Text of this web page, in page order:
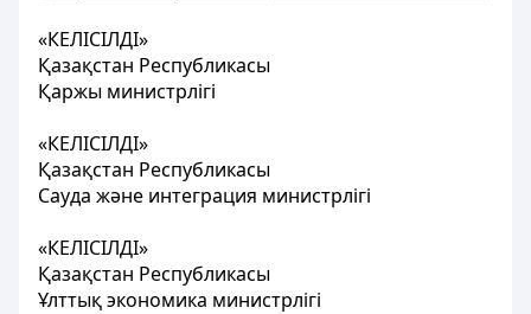
«КЕЛІСІЛДІ»
Қазақстан Республикасы
Қаржы министрлігі
«КЕЛІСІЛДІ»
Қазақстан Республикасы
Сауда және интеграция министрлігі
«КЕЛІСІЛДІ»
Қазақстан Республикасы
Ұлттық экономика министрлігі